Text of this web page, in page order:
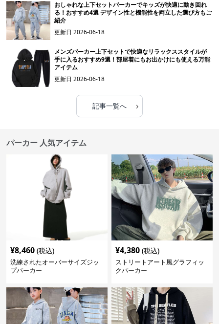
おしゃれな上下セットパーカーでキッズが快適に動き回れ
る！おすすめ4選 デザイン性と機能性を両立した選び方もご
紹介
更新日2026-06-18
メンズパーカー上下セットで快適なリラックススタイルが
手に入るおすすめ9選！部屋着にもお出かけにも使える万能
アイテム
更新日2026-06-18
記事一覧へ ›
パーカー 人気アイテム
¥8,460 (税込)
洗練されたオーバーサイズジッ
プパーカー
¥4,380 (税込)
ストリートアート風グラフィッ
クパーカー